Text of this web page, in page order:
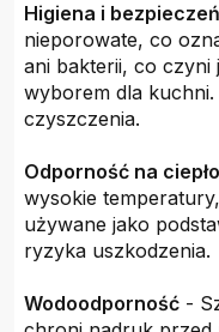
Higiena i
nieporowate, co
ani bakterii, co czyni
wyborem dla
czyszczenia.
Odporność na ciepło
wysokie
używane jako
ryzyka uszkodzenia.
Wodoodporność -